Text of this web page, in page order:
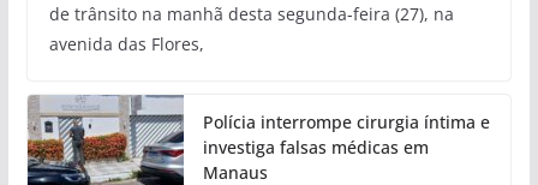
de trânsito na manhã desta segunda-feira (27), na
avenida das Flores,
Polícia interrompe cirurgia íntima e
investiga falsas médicas em
Manaus